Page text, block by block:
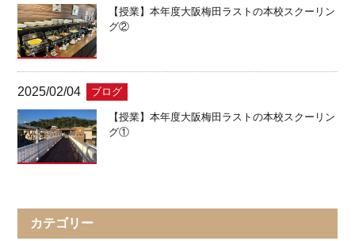
【授業】本年度大阪梅田ラストの本校スクーリン
グ②
2025/02/04 ブログ
【授業】本年度大阪梅田ラストの本校スクーリン
グ①
カテゴリー